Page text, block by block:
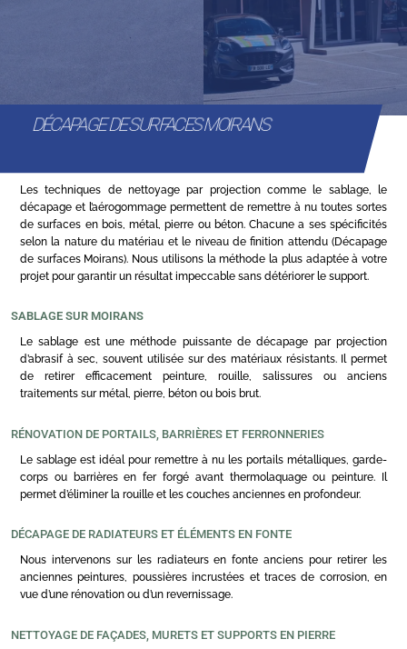
DÉCAPAGE DE SURFACES MOIRANS
Les techniques de nettoyage par projection comme le sablage, le
décapage et l’aérogommage permettent de remettre à nu toutes sortes
de surfaces en bois, métal, pierre ou béton. Chacune a ses spécificités
selon la nature du matériau et le niveau de finition attendu (Décapage
de surfaces Moirans). Nous utilisons la méthode la plus adaptée à votre
projet pour garantir un résultat impeccable sans détériorer le support.
SABLAGE SUR MOIRANS
Le sablage est une méthode puissante de décapage par projection
d’abrasif à sec, souvent utilisée sur des matériaux résistants. Il permet
de retirer efficacement peinture, rouille, salissures ou anciens
traitements sur métal, pierre, béton ou bois brut.
RÉNOVATION DE PORTAILS, BARRIÈRES ET FERRONNERIES
Le sablage est idéal pour remettre à nu les portails métalliques, garde-
corps ou barrières en fer forgé avant thermolaquage ou peinture. Il
permet d’éliminer la rouille et les couches anciennes en profondeur.
DÉCAPAGE DE RADIATEURS ET ÉLÉMENTS EN FONTE
Nous intervenons sur les radiateurs en fonte anciens pour retirer les
anciennes peintures, poussières incrustées et traces de corrosion, en
vue d’une rénovation ou d’un revernissage.
NETTOYAGE DE FAÇADES, MURETS ET SUPPORTS EN PIERRE